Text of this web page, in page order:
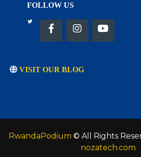
FOLLOW US
VISIT OUR BLOG
RwandaPodium © All Rights
nozatech.com